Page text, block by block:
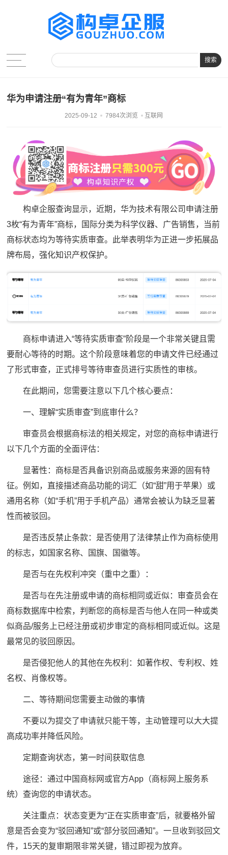
搜索
华为申请注册“有为青年”商标
2025-09-12 7984次浏览 互联网
构卓企服查询显示，近期，华为技术有限公司申请注册
3枚“有为青年”商标，国际分类为科学仪器、广告销售，当前
商标状态均为等待实质审查。此举表明华为正进一步拓展品
牌布局，强化知识产权保护。
商标申请进入“等待实质审查”阶段是一个非常关键且需
要耐心等待的时期。这个阶段意味着您的申请文件已经通过
了形式审查，正式排号等待审查员进行实质性的审核。
在此期间，您需要注意以下几个核心要点：
一、理解“实质审查”到底审什么？
审查员会根据商标法的相关规定，对您的商标申请进行
以下几个方面的全面评估：
显著性：商标是否具备识别商品或服务来源的固有特
征。例如，直接描述商品功能的词汇（如“甜”用于苹果）或
通用名称（如“手机”用于手机产品）通常会被认为缺乏显著
性而被驳回。
是否违反禁止条款：是否使用了法律禁止作为商标使用
的标志，如国家名称、国旗、国徽等。
是否与在先权利冲突（重中之重）：
是否与在先注册或申请的商标相同或近似：审查员会在
商标数据库中检索，判断您的商标是否与他人在同一种或类
似商品/服务上已经注册或初步审定的商标相同或近似。这是
最常见的驳回原因。
是否侵犯他人的其他在先权利：如著作权、专利权、姓
名权、肖像权等。
二、等待期间您需要主动做的事情
不要以为提交了申请就只能干等，主动管理可以大大提
高成功率并降低风险。
定期查询状态，第一时间获取信息
途径：通过中国商标网或官方App（商标网上服务系
统）查询您的申请状态。
关注重点：状态变更为“正在实质审查”后，就要格外留
意是否会变为“驳回通知”或“部分驳回通知”。一旦收到驳回文
件，15天的复审期限非常关键，错过即视为放弃。